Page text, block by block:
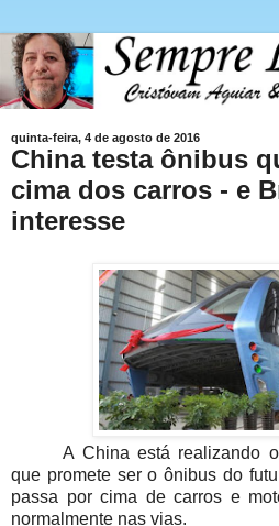
quinta-feira, 4 de agosto de 2016
China testa ônibus
cima dos carros - e
interesse
A China está realizando
que promete ser o ônibus do
passa por cima de carros e
normalmente nas vias.